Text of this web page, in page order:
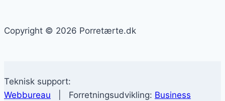
Copyright © 2026 Porretærte.dk
Teknisk support:
Webbureau | Forretningsudvikling: Business